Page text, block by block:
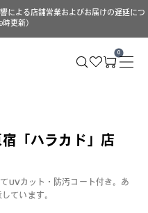
による店舗営業およびお届けの遅延につ
時更新）
0
「ハラカド」店
UVカット・防汚コート付き。 あ
ています。